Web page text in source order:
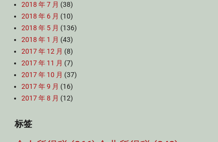
2018 年 7 月 (38)
2018 年 6 月 (10)
2018 年 5 月 (136)
2018 年 1 月 (43)
2017 年 12 月 (8)
2017 年 11 月 (7)
2017 年 10 月 (37)
2017 年 9 月 (16)
2017 年 8 月 (12)
标签